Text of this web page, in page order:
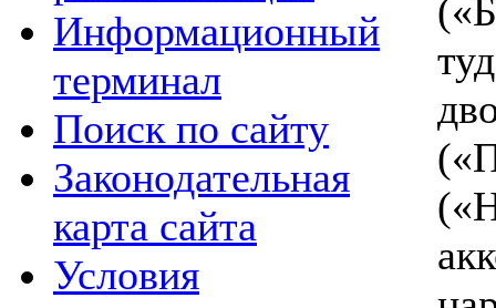
Информационный
терминал
Поиск по сайту
Законодательная
карта сайта
Условия